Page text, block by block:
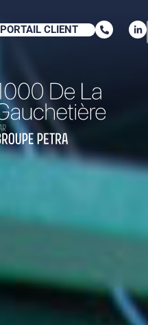
PORTAIL CLIENT